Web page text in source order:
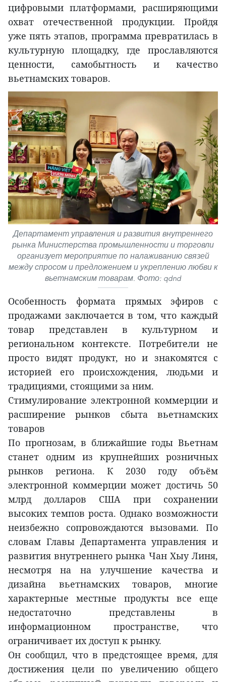
цифровыми платформами, расширяющими
охват отечественной продукции. Пройдя
уже пять этапов, программа превратилась в
культурную площадку, где прославляются
ценности, самобытность и качество
вьетнамских товаров.
Департамент управления и развития внутреннего
рынка Министерства промышленности и торговли
организует мероприятие по налаживанию связей
между спросом и предложением и укреплению любви к
вьетнамским товарам. Фото: qdnd
Особенность формата прямых эфиров с
продажами заключается в том, что каждый
товар представлен в культурном и
региональном контексте. Потребители не
просто видят продукт, но и знакомятся с
историей его происхождения, людьми и
традициями, стоящими за ним.
Стимулирование электронной коммерции и
расширение рынков сбыта вьетнамских
товаров
По прогнозам, в ближайшие годы Вьетнам
станет одним из крупнейших розничных
рынков региона. К 2030 году объём
электронной коммерции может достичь 50
млрд долларов США при сохранении
высоких темпов роста. Однако возможности
неизбежно сопровождаются вызовами. По
словам Главы Департамента управления и
развития внутреннего рынка Чан Хыу Линя,
несмотря на на улучшение качества и
дизайна вьетнамских товаров, многие
характерные местные продукты все еще
недостаточно представлены в
информационном пространстве, что
ограничивает их доступ к рынку.
Он сообщил, что в предстоящее время, для
достижения цели по увеличению общего